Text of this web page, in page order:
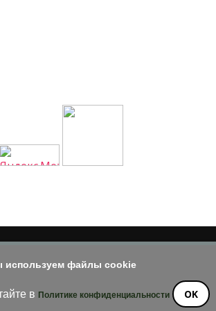
используем файлы cookie
в Политике конфиденциальности OK
© 2014 - 2026
только при наличии активной и